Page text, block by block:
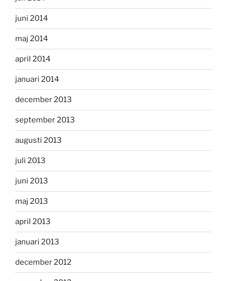
juni 2014
maj 2014
april 2014
januari 2014
december 2013
september 2013
augusti 2013
juli 2013
juni 2013
maj 2013
april 2013
januari 2013
december 2012